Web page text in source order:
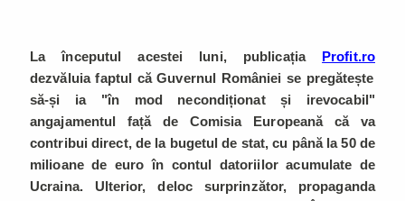
La începutul acestei luni, publicația Profit.ro
dezvăluia faptul că Guvernul României se pregătește
să-și ia "în mod necondiționat și irevocabil"
angajamentul față de Comisia Europeană că va
contribui direct, de la bugetul de stat, cu până la 50 de
milioane de euro în contul datoriilor acumulate de
Ucraina. Ulterior, deloc surprinzător, propaganda